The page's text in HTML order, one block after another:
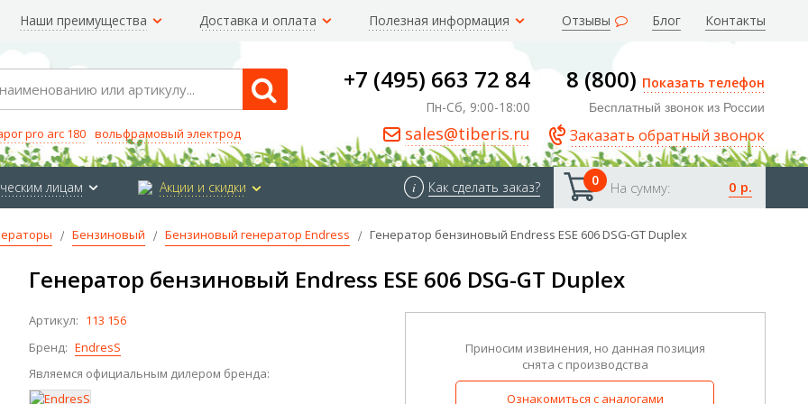
Наши преимущества Доставка и оплата Полезная информация Отзывы Блог Контакты
pro arc 180 вольфрамовый электрод
+7 (495) 663 72 84
Пн-Сб, 9:00-18:00
sales@tiberis.ru
8 (800) Показать телефон
Бесплатный звонок из России
Заказать обратный звонок
лицам Акции и скидки 0 На сумму: 0 р.
i Как сделать заказ?
Бензиновый Бензиновый генератор Endress Генератор бензиновый Endress ESE 606 DSG-GT Duplex
Генератор бензиновый Endress ESE 606 DSG-GT Duplex
Артикул: 113 156
Бренд: EndresS
Являемся официальным дилером бренда:
Приносим извинения, но данная позиция
снята с производства
Ознакомиться с аналогами